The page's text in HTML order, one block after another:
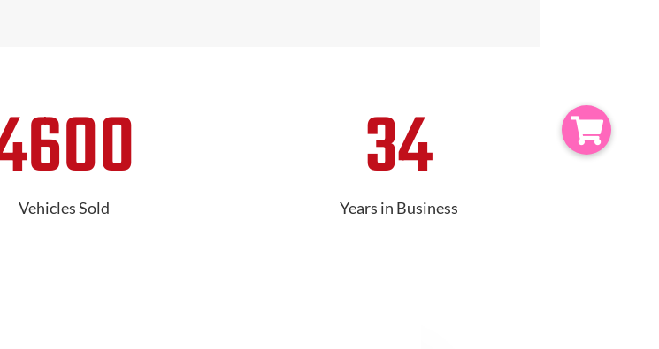
Vehicles Sold 34
Years in Business